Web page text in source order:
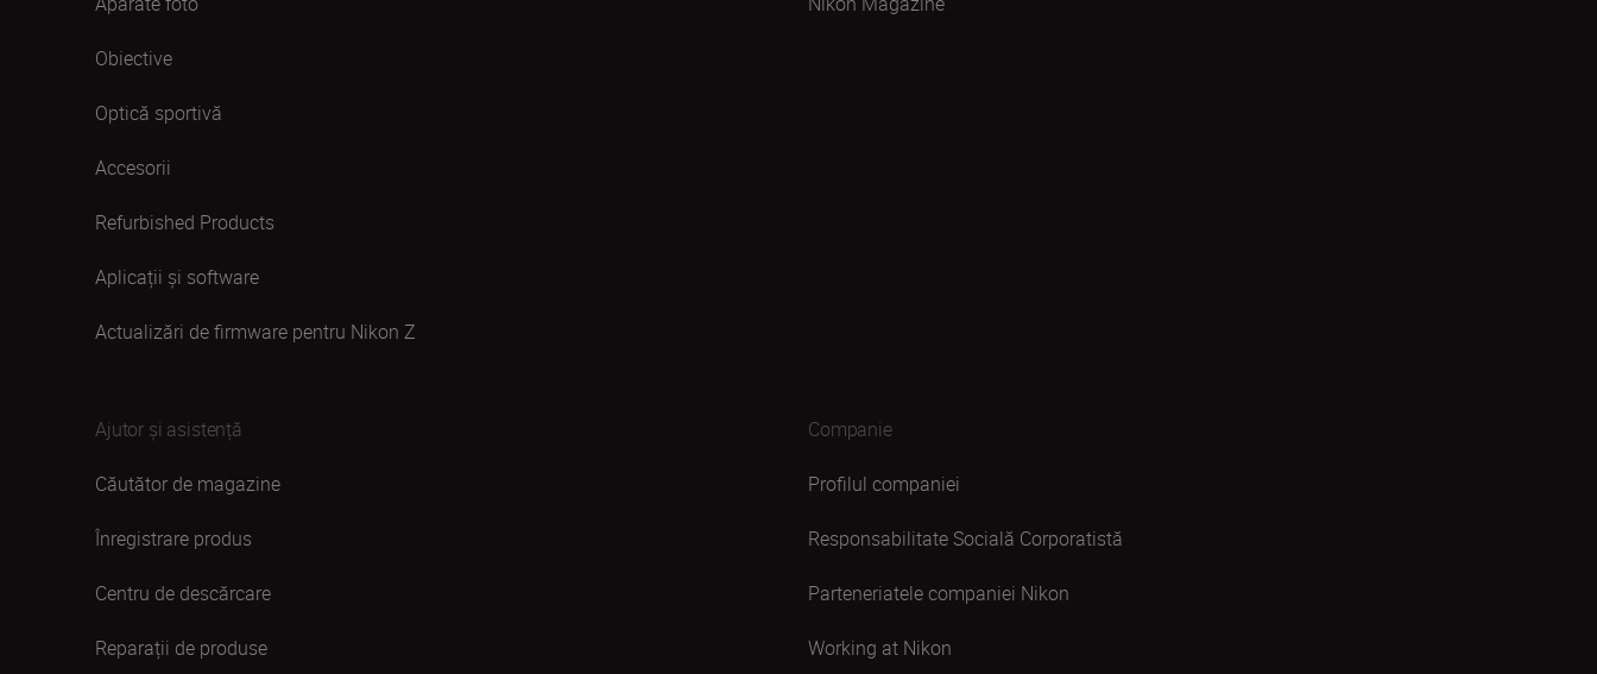
Obiective
Optică sportivă
Accesorii
Refurbished Products
Aplicații și software
Actualizări de firmware pentru Nikon Z
Ajutor și asistență
Căutător de magazine
Înregistrare produs
Centru de descărcare
Reparații de produse
Companie
Profilul companiei
Responsabilitate Socială Corporatistă
Parteneriatele companiei Nikon
Working at Nikon